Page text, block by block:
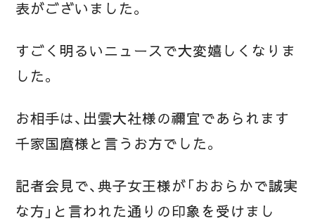
表がございました。
すごく明るいニュースで大変嬉しくなりま
した。
お相手は、出雲大社様の禰宜であられます
千家国麿様と言うお方でした。
記者会見で、典子女王様が「おおらかで誠実
な方」と言われた通りの印象を受けまし